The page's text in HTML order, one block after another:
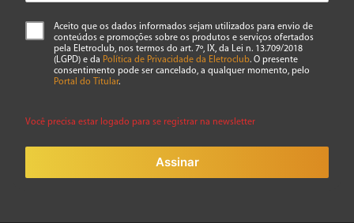
ENVIAR AVALIAÇÃO
Aceito que os dados informados sejam utilizados para envio de
conteúdos e promoções sobre os produtos e serviços ofertados
pela Eletroclub, nos termos do art. 7º, IX, da Lei n. 13.709/2018
(LGPD) e da Política de Privacidade da Eletroclub. O presente
consentimento pode ser cancelado, a qualquer momento, pelo
Portal do Titular.
Você precisa estar logado para se registrar na newsletter
Assinar